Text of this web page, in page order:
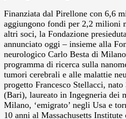
Finanziata dal Pirellone con 6,6
aggiungono fondi per 2,2 milioni
altri soci, la Fondazione
annunciato oggi – insieme alla
neurologico Carlo Besta di
programma di ricerca sulla
tumori cerebrali e alle malattie
progetto Francesco Stellacci,
(Bari), laureato in Ingegneria dei
Milano, ‘emigrato’ negli Usa e
10 anni al Massachusetts